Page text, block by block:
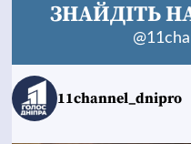
ЗНАЙДІТЬ
11channel_dnipro